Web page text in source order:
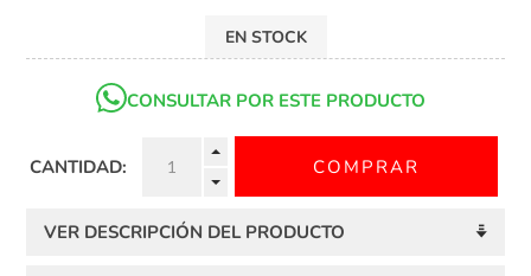
EN STOCK
CONSULTAR POR ESTE PRODUCTO
CANTIDAD:
VER DESCRIPCIÓN DEL PRODUCTO